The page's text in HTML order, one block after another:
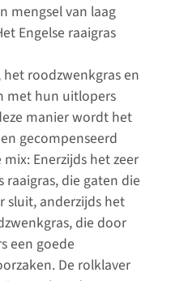
mengsel van laag
Engelse raaigras
roodzwenkgras en
met hun uitlopers
manier wordt het
gecompenseerd
Enerzijds het zeer
raaigras, die gaten die
sluit, anderzijds het
die door
een goede
De rolklaver